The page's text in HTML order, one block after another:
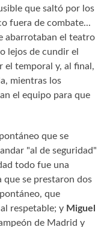
que saltó por los
fuera de combate...
abarrotaban el teatro
lejos de cundir el
el temporal y, al final,
mientras los
el equipo para que
que se
"al de seguridad"
todo fue una
que se prestaron dos
que
respetable; y Miguel
de Madrid y